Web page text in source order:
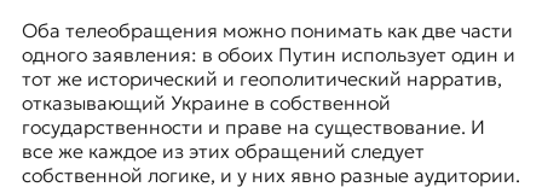
Оба телеобращения можно понимать как две части
одного заявления: в обоих Путин использует один и
тот же исторический и геополитический нарратив,
отказывающий Украине в собственной
государственности и праве на существование. И
все же каждое из этих обращений следует
собственной логике, и у них явно разные аудитории.